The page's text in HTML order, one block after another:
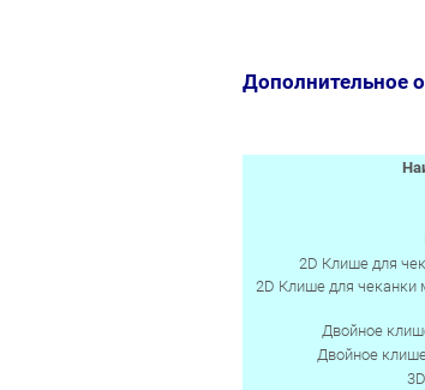
Дополнительное
2D Клише для
2D Клише для
Двойное
Двойное